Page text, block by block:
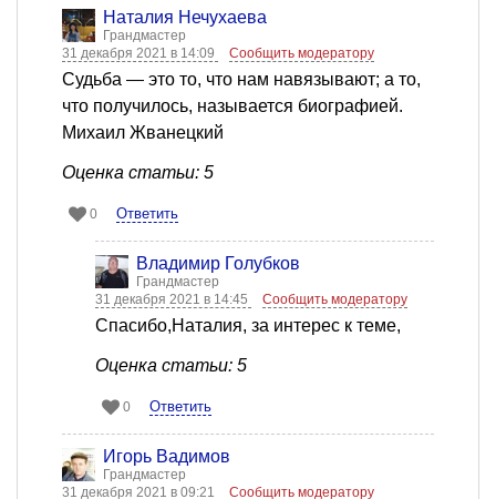
Наталия Нечухаева
Грандмастер
31 декабря 2021 в 14:09
Сообщить модератору
Судьба — это то, что нам навязывают; а то,
что получилось, называется биографией.
Михаил Жванецкий
Оценка статьи: 5
0 Ответить
Владимир Голубков
Грандмастер
31 декабря 2021 в 14:45
Сообщить модератору
Спасибо,Наталия, за интерес к теме,
Оценка статьи: 5
0 Ответить
Игорь Вадимов
Грандмастер
31 декабря 2021 в 09:21
Сообщить модератору